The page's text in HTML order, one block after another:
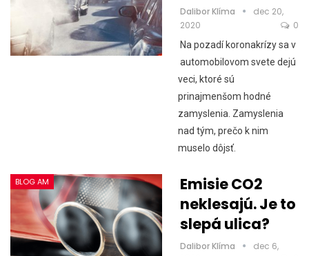
Dalibor Klíma
dec 20,
2020
0
Na pozadí koronakrízy sa v
automobilovom svete dejú
veci, ktoré sú
prinajmenšom hodné
zamyslenia. Zamyslenia
nad tým, prečo k nim
muselo dôjsť.
BLOG AM
Emisie CO2
neklesajú. Je to
slepá ulica?
Dalibor Klíma
dec 6,